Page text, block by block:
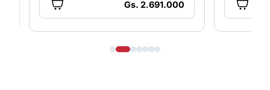
Gs. 2.691.000